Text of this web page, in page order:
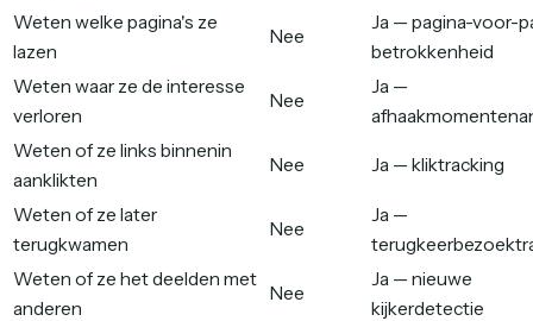
Weten welke pagina's ze
lazen
Nee
Ja — pagina-voor-
betrokkenheid
Weten waar ze de interesse
verloren
Nee
Ja —
Weten of ze links binnenin
aanklikten
Nee Ja — kliktracking
Weten of ze later
terugkwamen
Nee
Ja —
Weten of ze het deelden met
anderen
Nee
Ja — nieuwe
kijkerdetectie